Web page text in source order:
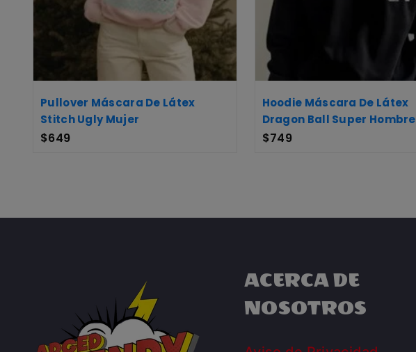
Pullover Máscara De Látex
Stitch Ugly Mujer
$649
Hoodie Máscara De Látex
Dragon Ball Super Hombre
$749
ACERCA DE
NOSOTROS